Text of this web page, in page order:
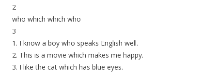
2
who which which who
3
1. I know a boy who speaks English well.
2. This is a movie which makes me happy.
3. I like the cat which has blue eyes.